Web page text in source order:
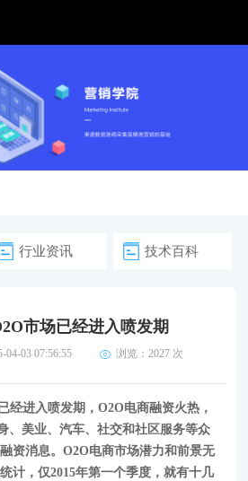
行业资讯 技术百科
市场已经进入喷发期
04-03 07:56:55 浏览： 2027 次
经进入喷发期，O2O电商融资火热，
、美业、汽车、社交和社区服务等众
资消息。O2O电商市场潜力和前景无
计，仅2015年第一个季度，就有十几